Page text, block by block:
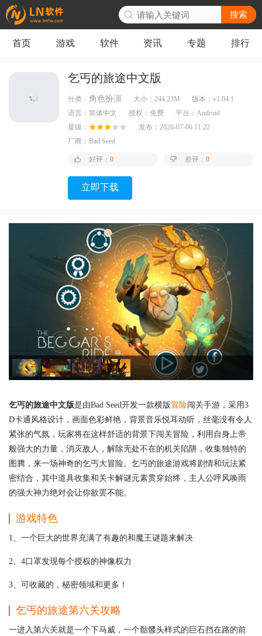
搜索
首页 游戏 软件 资讯 专题 排行
乞丐的旅途中文版
分类： 角色扮演 大小： 244.23M 版本： v1.04.1
语言： 简体中文 授权： 免费 平台： Android
星级：
发布： 2026-07-06 11:22
厂商： Bad Seed
好评： 0 差评： 0
立即下载
乞丐的旅途中文版是由Bad Seed开发一款横版冒险闯关手游，采用3
D卡通风格设计，画面色彩鲜艳，背景音乐悦耳动听，丝毫没有令人
紧张的气氛，玩家将在这样舒适的背景下闯关冒险，利用自身上帝
般强大的力量，消灭敌人，解除无处不在的机关陷阱，收集独特的
图腾，来一场神奇的乞丐大冒险。乞丐的旅途游戏将剧情和玩法紧
密结合，其中道具收集和关卡解谜元素贯穿始终，主人公呼风唤雨
的强大神力绝对会让你欲罢不能。
游戏特色
1、一个巨大的世界充满了有趣的和魔王谜题来解决
2、4口罩发现每个授权的神像权力
3、可收藏的，秘密领域和更多！
乞丐的旅途第六关攻略
一进入第六关就是一个下马威，一个骷髅头样式的巨石挡在路的前